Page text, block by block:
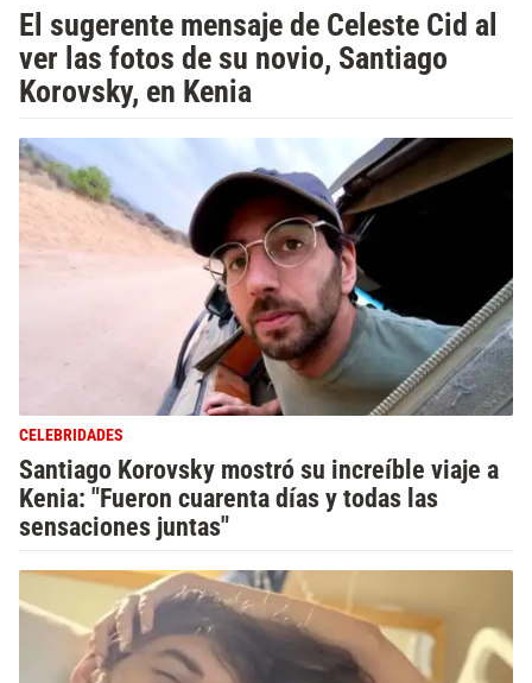
El sugerente mensaje de Celeste Cid al
ver las fotos de su novio, Santiago
Korovsky, en Kenia
CELEBRIDADES
Santiago Korovsky mostró su increíble viaje a
Kenia: "Fueron cuarenta días y todas las
sensaciones juntas"